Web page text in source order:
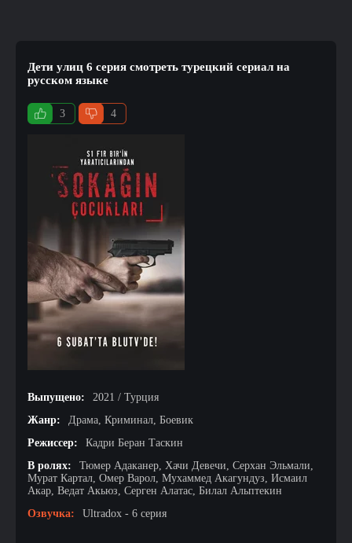
Дети улиц 6 серия смотреть турецкий сериал на
русском языке
3 4
Выпущено:
2021 / Турция
Жанр:
Драма, Криминал, Боевик
Режиссер:
Кадри Беран Таскин
В ролях:
Тюмер Адаканер, Хачи Девечи, Серхан Эльмали,
Мурат Картал, Омер Варол, Мухаммед Акагундуз, Исмаил
Акар, Ведат Акьюз, Серген Алатас, Билал Альптекин
Озвучка:
Ultradox - 6 серия